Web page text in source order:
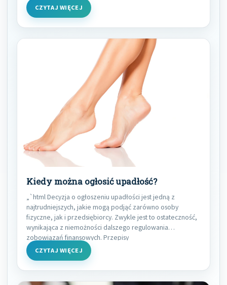
CZYTAJ WIĘCEJ
Kiedy można ogłosić upadłość?
„`html Decyzja o ogłoszeniu upadłości jest jedną z
najtrudniejszych, jakie mogą podjąć zarówno osoby
fizyczne, jak i przedsiębiorcy. Zwykle jest to ostateczność,
wynikająca z niemożności dalszego regulowania
zobowiązań finansowych. Przepisy
CZYTAJ WIĘCEJ